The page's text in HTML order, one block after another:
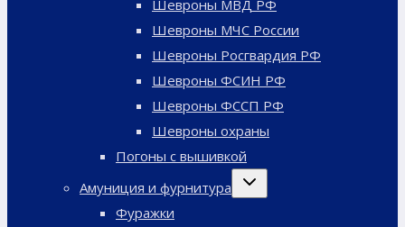
Шевроны МВД РФ
Шевроны МЧС России
Шевроны Росгвардия РФ
Шевроны ФСИН РФ
Шевроны ФССП РФ
Шевроны охраны
Погоны с вышивкой
Амуниция и фурнитура
Переключить
дочернее
Фуражки